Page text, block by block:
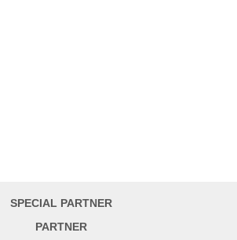
SPECIAL PARTNER
PARTNER